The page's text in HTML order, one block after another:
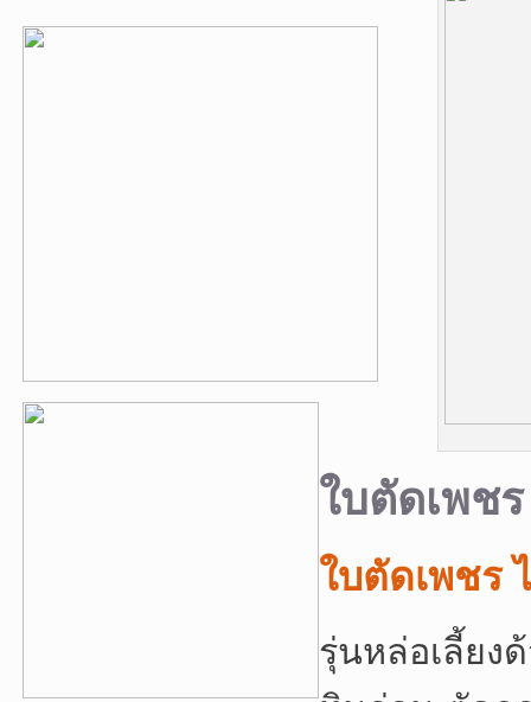
ใบตัดเพช
ใบตัดเพชร
รุ่นหล่อเลี้ยง